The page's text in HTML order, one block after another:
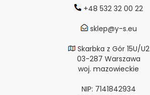
+48 532 32 00 22
sklep@y-s.eu
Skarbka z Gór 15U/U2
03-287 Warszawa
woj. mazowieckie
NIP: 7141842934